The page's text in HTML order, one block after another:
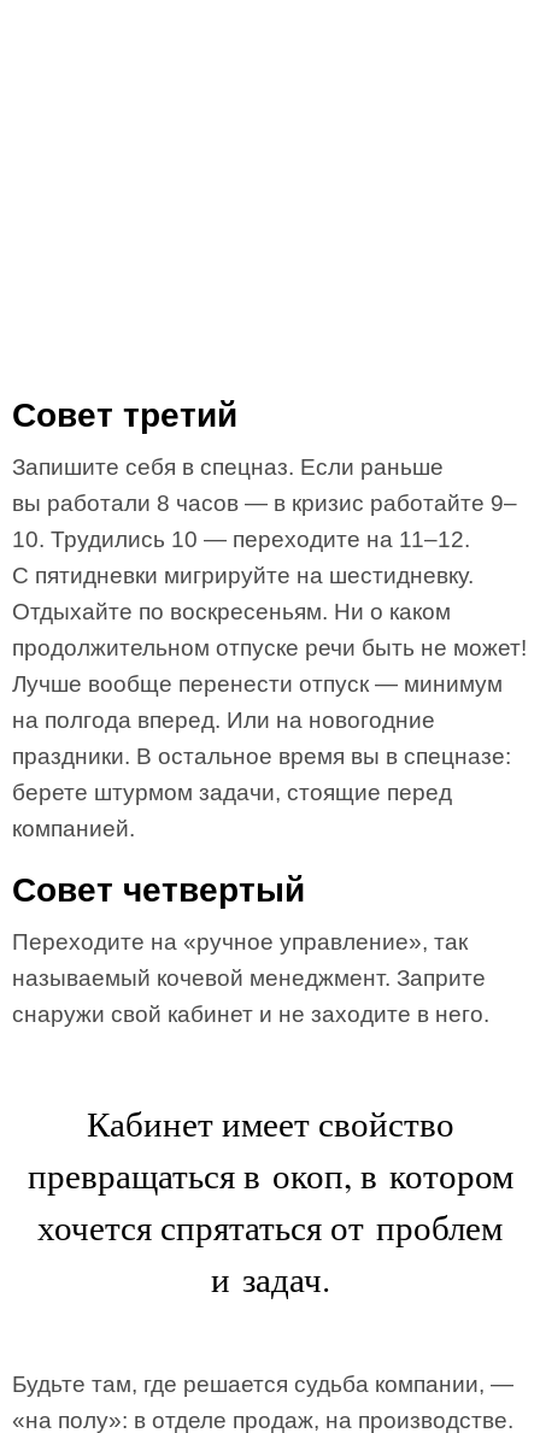
Совет третий
Запишите себя в спецназ. Если раньше
вы работали 8 часов — в кризис работайте 9–
10. Трудились 10 — переходите на 11–12.
С пятидневки мигрируйте на шестидневку.
Отдыхайте по воскресеньям. Ни о каком
продолжительном отпуске речи быть не может!
Лучше вообще перенести отпуск — минимум
на полгода вперед. Или на новогодние
праздники. В остальное время вы в спецназе:
берете штурмом задачи, стоящие перед
компанией.
Совет четвертый
Переходите на «ручное управление», так
называемый кочевой менеджмент. Заприте
снаружи свой кабинет и не заходите в него.
Кабинет имеет свойство
превращаться в окоп, в котором
хочется спрятаться от проблем
и задач.
Будьте там, где решается судьба компании, —
«на полу»: в отделе продаж, на производстве.